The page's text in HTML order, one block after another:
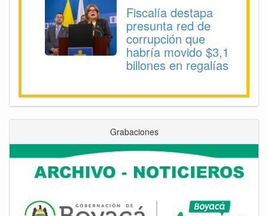
Fiscalía destapa
presunta red de
corrupción que
habría movido $3,1
billones en regalías
Grabaciones